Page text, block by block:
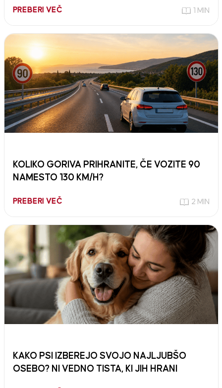
PREBERI VEČ 1 MIN
KOLIKO GORIVA PRIHRANITE, ČE VOZITE 90
NAMESTO 130 KM/H?
PREBERI VEČ 2 MIN
KAKO PSI IZBEREJO SVOJO NAJLJUBŠO
OSEBO? NI VEDNO TISTA, KI JIH HRANI